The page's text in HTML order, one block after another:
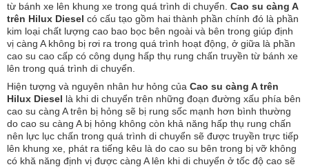
từ bánh xe lên khung xe trong quá trình di chuyển. Cao su càng A
trên Hilux Diesel có cấu tạo gồm hai thành phần chính đó là phần
kim loại chất lượng cao bao bọc bên ngoài và bên trong giúp định
vị càng A không bị rơi ra trong quá trình hoạt động, ở giữa là phần
cao su cao cấp có công dụng hấp thụ rung chấn truyền từ bánh xe
lên trong quá trình di chuyển.
Hiện tượng và nguyên nhân hư hỏng của Cao su càng A trên
Hilux Diesel là khi di chuyển trên những đoạn đường xấu phía bên
cao su càng A trên bị hỏng sẽ bị rung sốc mạnh hơn bình thường
do cao su càng A bị hỏng không còn khả năng hấp thụ rung chấn
nên lực lục chấn trong quá trình di chuyển sẽ được truyền trực tiếp
lên khung xe, phát ra tiếng kêu là do cao su bên trong bị vỡ không
có khă năng định vị được càng A lên khi di chuyển ở tốc độ cao sẽ